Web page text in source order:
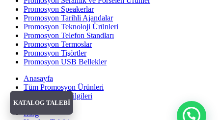
Promosyon Speakerlar
Promosyon Tarihli Ajandalar
Promosyon Teknoloji Ürünleri
Promosyon Telefon Standları
Promosyon Termoslar
Promosyon Tişörtler
Promosyon USB Bellekler
Anasayfa
Tüm Promosyon Ürünleri
Banka Hesap Bilgileri
Hakkımızda
Blog
KATALOG TALEBİ